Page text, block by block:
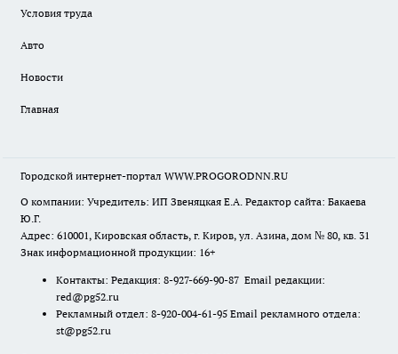
Условия труда
Авто
Новости
Главная
Городской интернет-портал WWW.PROGORODNN.RU
О компании: Учредитель: ИП Звеняцкая Е.А. Редактор сайта: Бакаева
Ю.Г.
Адрес: 610001, Кировская область, г. Киров, ул. Азина, дом № 80, кв. 31
Знак информационной продукции: 16+
Контакты: Редакция: 8-927-669-90-87 Email редакции:
red@pg52.ru
Рекламный отдел: 8-920-004-61-95 Email рекламного отдела:
st@pg52.ru